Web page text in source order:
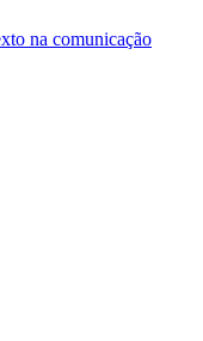
na comunicação